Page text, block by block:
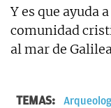
Y es que ayuda
comunidad
al mar de
TEMAS: